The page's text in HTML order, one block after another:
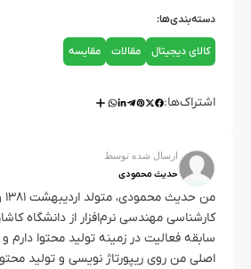
دسته‌بندی‌ها:
کالای دیجیتال مقالات مقایسه
اشتراک‌ها:
ارسال شده توسط
حدیث محمودی
سابقه فعالیت در زمینه تولید محتوا دارم
اصلی من روی ریپورتاژ نویسی و تولید